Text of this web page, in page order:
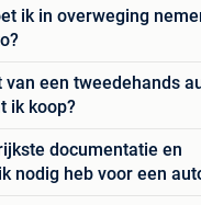
ik in overweging
van een tweedehands
ik koop?
documentatie en
nodig heb voor een